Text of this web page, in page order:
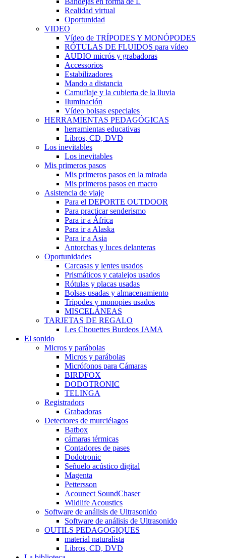
Realidad virtual
Oportunidad
VIDEO
Vídeo de TRÍPODES Y MONÓPODES
RÓTULAS DE FLUIDOS para vídeo
AUDIO micrós y grabadoras
Accessorios
Estabilizadores
Mando a distancia
Camuflaje y la cubierta de la lluvia
Iluminación
Vídeo bolsas especiales
HERRAMIENTAS PEDAGÓGICAS
herramientas educativas
Libros, CD, DVD
Los inevitables
Los inevitables
Mis primeros pasos
Mis primeros pasos en la mirada
Mis primeros pasos en macro
Asistencia de viaje
Para el DEPORTE OUTDOOR
Para practicar senderismo
Para ir a África
Para ir a Alaska
Para ir a Asia
Antorchas y luces delanteras
Oportunidades
Carcasas y lentes usados
Prismáticos y catalejos usados
Rótulas y placas usadas
Bolsas usadas y almacenamiento
Trípodes y monopies usados
MISCELÁNEAS
TARJETAS DE REGALO
Les Chouettes Burdeos JAMA
El sonido
Micros y parábolas
Micros y parábolas
Micrófonos para Cámaras
BIRDFOX
DODOTRONIC
TELINGA
Registradors
Grabadoras
Detectores de murciélagos
Batbox
cámaras térmicas
Contadores de pases
Dodotronic
Señuelo acústico digital
Magenta
Pettersson
Acounect SoundChaser
Wildlife Acoustics
Software de análisis de Ultrasonido
Software de análisis de Ultrasonido
OUTILS PEDAGOGIQUES
material naturalista
Libros, CD, DVD